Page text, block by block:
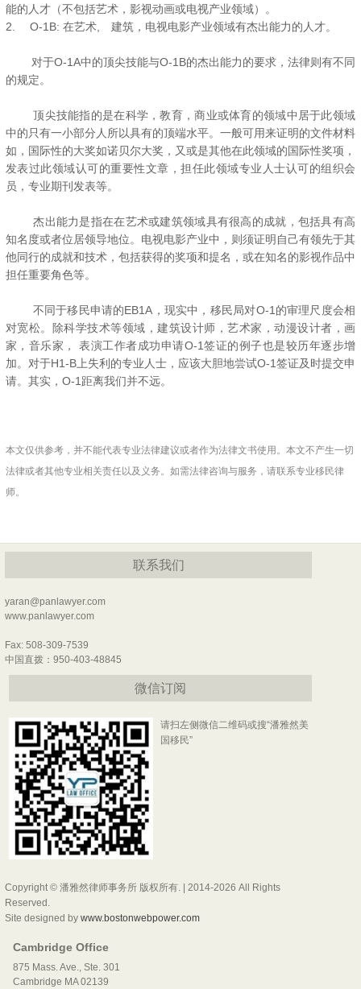
能的人才（不包括艺术，影视动画或电视产业领域）。
2.
O-1B: 在艺术, 建筑，电视电影产业领域有杰出能力的人才。
对于O-1A中的顶尖技能与O-1B的杰出能力的要求，法律则有不同
的规定。
顶尖技能指的是在科学，教育，商业或体育的领域中居于此领域
中的只有一小部分人所以具有的顶端水平。一般可用来证明的文件材料
如，国际性的大奖如诺贝尔大奖，又或是其他在此领域的国际性奖项，
发表过此领域认可的重要性文章，担任此领域专业人士认可的组织会
员，专业期刊发表等。
杰出能力是指在在艺术或建筑领域具有很高的成就，包括具有高
知名度或者位居领导地位。电视电影产业中，则须证明自己有领先于其
他同行的成就和技术，包括获得的奖项和提名，或在知名的影视作品中
担任重要角色等。
不同于移民申请的EB1A，现实中，移民局对O-1的审理尺度会相
对宽松。除科学技术等领域，建筑设计师，艺术家，动漫设计者，画
家，音乐家， 表演工作者成功申请O-1签证的例子也是较历年逐步增
加。对于H1-B上失利的专业人士，应该大胆地尝试O-1签证及时提交申
请。其实，O-1距离我们并不远。
本文仅供参考，并不能代表专业法律建议或者作为法律文书使用。本文不产生一切
法律或者其他专业相关责任以及义务。如需法律咨询与服务，请联系专业移民律
师。
联系我们
yaran@panlawyer.com
www.panlawyer.com
Fax: 508-309-7539
中国直拨：950-403-48845
微信订阅
请扫左侧微信二维码或搜“潘雅然美
国移民”
Copyright © 潘雅然律师事务所 版权所有. | 2014-2026 All Rights
Reserved.
Site designed by www.bostonwebpower.com
Cambridge Office
875 Mass. Ave., Ste. 301
Cambridge MA 02139